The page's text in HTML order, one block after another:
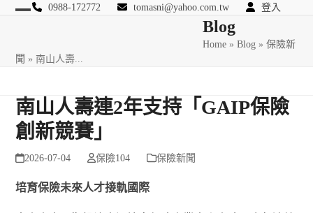
Skip
0988-172772 tomasni@yahoo.com.tw 登入
匯豐國際風險管理顧問Blog
Home »Blog »保險新
聞 » 南山人壽...
南山人壽連2年支持「GAIP保險
創新競賽」
2026-07-04 保險104 保險新聞
培育保險未來人才接軌國際